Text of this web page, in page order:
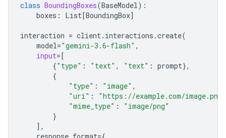
class BoundingBoxes(BaseModel):
boxes : List[BoundingBox]
interaction = client. interactions .create(
model="gemini-3.6-flash" ,
input=[
{"type" : "text" , "text" : prompt},
{
"type" : "image" ,
"uri" :
"https://example.com/image.png"
"mime_type" :
"image/png"
}
],